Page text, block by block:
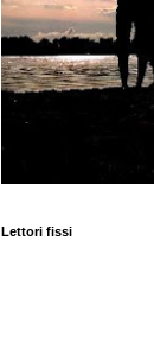
Lettori fissi